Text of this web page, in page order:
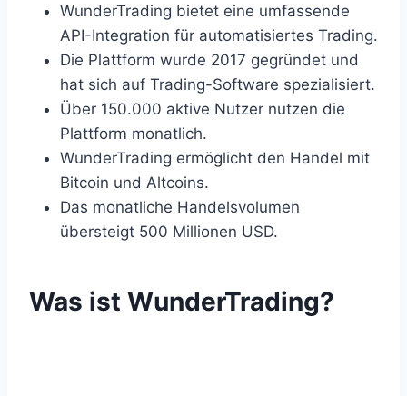
WunderTrading bietet eine umfassende
API-Integration für automatisiertes Trading.
Die Plattform wurde 2017 gegründet und
hat sich auf Trading-Software spezialisiert.
Über 150.000 aktive Nutzer nutzen die
Plattform monatlich.
WunderTrading ermöglicht den Handel mit
Bitcoin und Altcoins.
Das monatliche Handelsvolumen
übersteigt 500 Millionen USD.
Was ist WunderTrading?